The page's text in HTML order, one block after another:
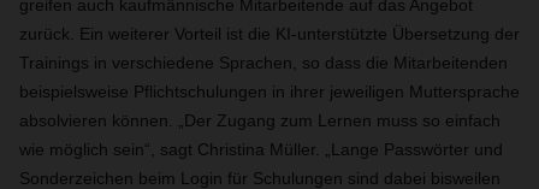
greifen auch kaufmännische Mitarbeitende auf das Angebot
zurück. Ein weiterer Vorteil ist die KI-unterstützte Übersetzung der
Trainings in verschiedene Sprachen, so dass die Mitarbeitenden
beispielsweise Pflichtschulungen in ihrer jeweiligen Muttersprache
absolvieren können. „Der Zugang zum Lernen muss so einfach
wie möglich sein“, sagt Christina Müller. „Lange Passwörter und
Sonderzeichen beim Login für Schulungen sind dabei bisweilen